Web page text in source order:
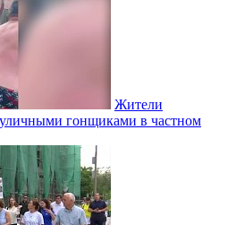
Жители
гонщиками в частном